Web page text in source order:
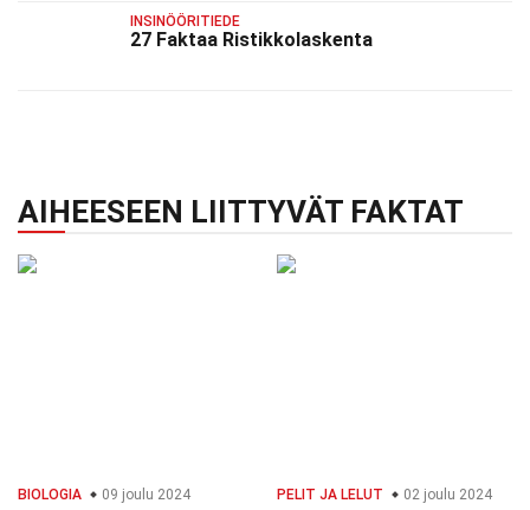
INSINÖÖRITIEDE
27 Faktaa Ristikko­laskenta
AIHEESEEN LIITTYVÄT FAKTAT
BIOLOGIA 09 joulu 2024 PELIT JA LELUT 02 joulu 2024